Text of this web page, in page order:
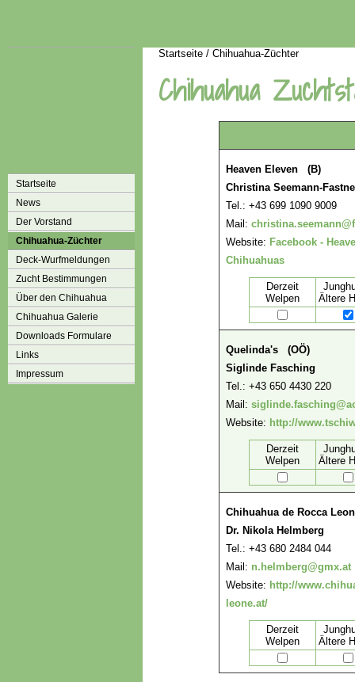
Startseite
News
Der Vorstand
Chihuahua-Züchter
Deck-Wurfmeldungen
Zucht Bestimmungen
Über den Chihuahua
Chihuahua Galerie
Downloads Formulare
Links
Impressum
Startseite / Chihuahua-Züchter
Chihuahua
Heaven Eleven (B)
Christina Seemann-
Tel.: +43 699 1090 9009
Mail:
Website: Facebook -
Chihuahuas
Derzeit
Welpen
Ältere
Quelinda's (OÖ)
Siglinde Fasching
Tel.: +43 650 4430 220
Mail:
Website: http://
Derzeit
Welpen
Ältere
Chihuahua de Rocca
Dr. Nikola Helmberg
Tel.: +43 680 2484 044
Mail: n.helmberg@gmx.at
Website: http://
leone.at/
Derzeit
Welpen
Ältere